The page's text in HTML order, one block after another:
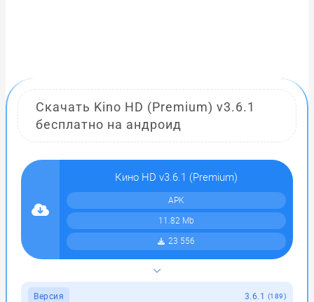
Скачать Kino HD (Premium) v3.6.1
бесплатно на андроид
Кино HD v3.6.1 (Premium)
APK
11.82 Mb
23 556
Версия 3.6.1 (189)